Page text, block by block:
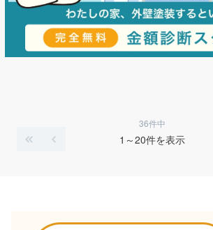
36件中
1～20件を表示